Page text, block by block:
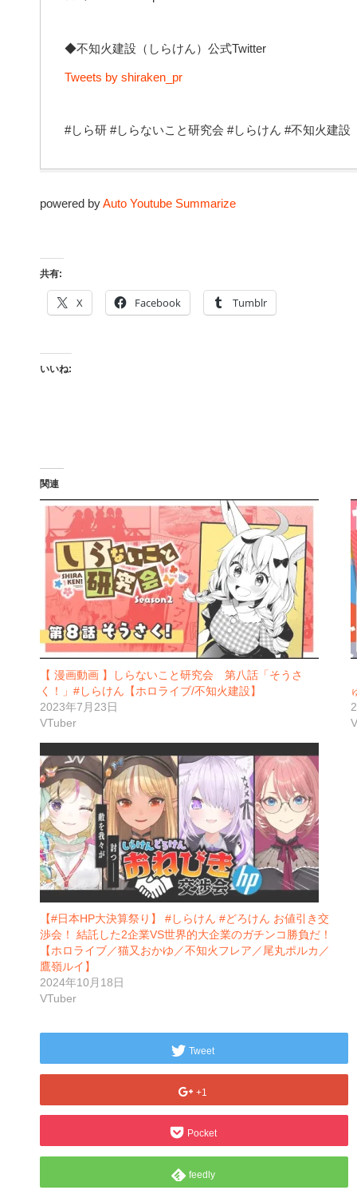
◆不知火建設（しらけん）公式Twitter
Tweets by shiraken_pr
#しら研 #しらないこと研究会 #しらけん #不知火建設
powered byAuto Youtube Summarize
共有:
X Facebook Tumblr
いいね:
関連
【 漫画動画 】しらないこと研究会 第八話「そうさ
く！」#しらけん【ホロライブ/不知火建設】
2023年7月23日
VTuber
【#日本HP大決算祭り】 #しらけん #どろけん お値引き交
渉会！ 結託した2企業VS世界的大企業のガチンコ勝負だ！
【ホロライブ／猫又おかゆ／不知火フレア／尾丸ポルカ／
鷹嶺ルイ】
2024年10月18日
VTuber
Tweet
+1
Pocket
feedly